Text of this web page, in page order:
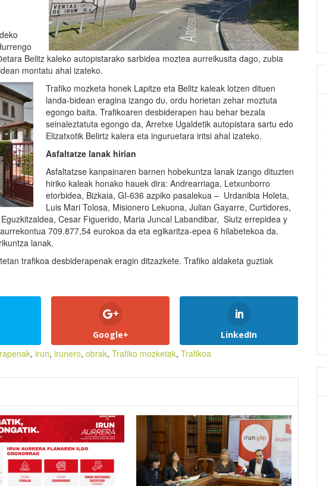
Belitz kaleko autopistarako sarbidea moztea aurreikusita dago, zubia
montatu ahal izateko.
Trafiko mozketa honek Lapitze eta Belitz kaleak lotzen dituen
landa-bidean eragina izango du, ordu horietan zehar moztuta
egongo baita. Trafikoaren desbiderapen hau behar bezala
seinaleztatuta egongo da, Arretxe Ugaldetik autopistara sartu edo
Elizatxotik Belirtz kalera eta inguruetara iritsi ahal izateko.
Asfaltatze lanak hirian
Asfaltatzse kanpainaren barnen hobekuntza lanak izango dituzten
hiriko kaleak honako hauek dira: Andrearriaga, Letxunborro
etorbidea, Bizkaia, GI-636 azpiko pasalekua – Urdanibia Holeta,
Luis Mari Tolosa, Misionero Lekuona, Julian Gayarre, Curtidores,
Cesar Figuerido, Maria Juncal Labandibar, Siutz errepidea y
709.877,54 eurokoa da eta egikaritza-epea 6 hilabetekoa da.
lanak.
trafikoa desbiderapenak eragin ditzazkete. Trafiko aldaketa guztiak
Google+ LinkedIn
, irun, irunero, obrak, Trafiko mozketak, Trafikoa